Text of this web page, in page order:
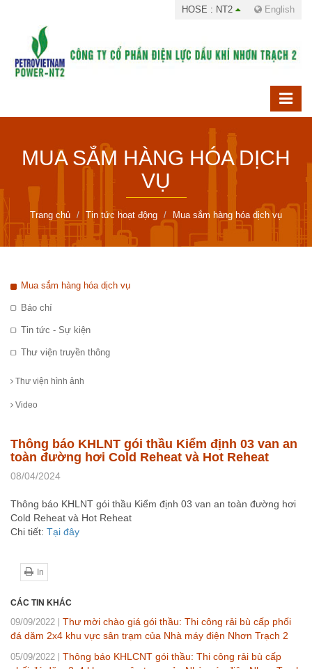
HOSE : NT2 English
MUA SẮM HÀNG HÓA DỊCH
VỤ
Trang chủ Tin tức hoạt động Mua sắm hàng hóa dịch vụ
Mua sắm hàng hóa dịch vụ
Báo chí
Tin tức - Sự kiện
Thư viện truyền thông
Thư viện hình ảnh
Video
Thông báo KHLNT gói thầu Kiểm định 03 van an
toàn đường hơi Cold Reheat và Hot Reheat
08/04/2024
Thông báo KHLNT gói thầu Kiểm định 03 van an toàn đường hơi
Cold Reheat và Hot Reheat
Chi tiết: Tại đây
In
CÁC TIN KHÁC
09/09/2022
Thư mời chào giá gói thầu: Thi công rải bù cấp phối
đá dăm 2x4 khu vực sân trạm của Nhà máy điện Nhơn Trạch 2
05/09/2022
Thông báo KHLCNT gói thầu: Thi công rải bù cấp